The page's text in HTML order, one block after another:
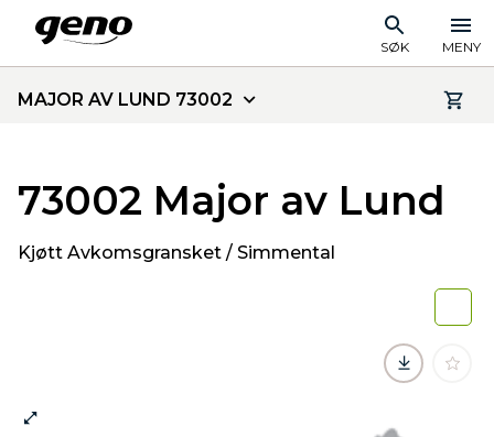
SØK MENY
MAJOR AV LUND 73002
73002 Major av Lund
Kjøtt Avkomsgransket / Simmental